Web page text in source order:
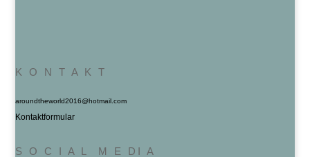
K O N T A K T
aroundtheworld2016@hotmail.com
Kontaktformular
S O C I A L M E DI A